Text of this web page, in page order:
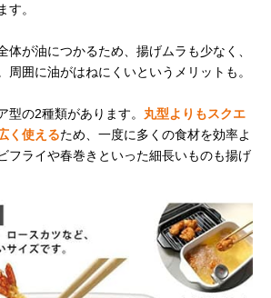
す。
体が油につかるため、揚げムラも少なく、
周囲に油がはねにくいというメリットも。
型の2種類があります。 丸型よりもスクエ
く使えるため、一度に多くの食材を効率よ
フライや春巻きといった細長いものも揚げ